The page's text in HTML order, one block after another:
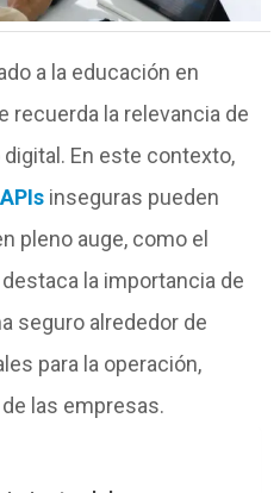
a la educación en
recuerda la relevancia de
En este contexto,
APIs inseguras pueden
pleno auge, como el
destaca la importancia de
seguro alrededor de
para la operación,
las empresas.